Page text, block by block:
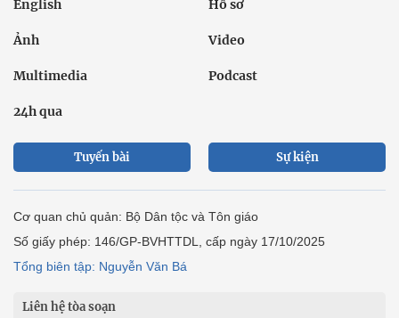
English Hồ sơ
Ảnh Video
Multimedia Podcast
24h qua
Tuyến bài Sự kiện
Cơ quan chủ quản: Bộ Dân tộc và Tôn giáo
Số giấy phép: 146/GP-BVHTTDL, cấp ngày 17/10/2025
Tổng biên tập: Nguyễn Văn Bá
Liên hệ tòa soạn